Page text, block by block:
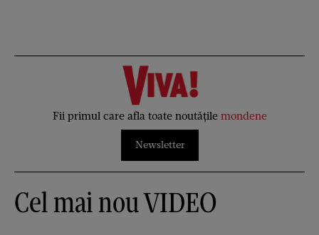
Fii primul care afla toate noutățile mondene
Newsletter
Cel mai nou VIDEO